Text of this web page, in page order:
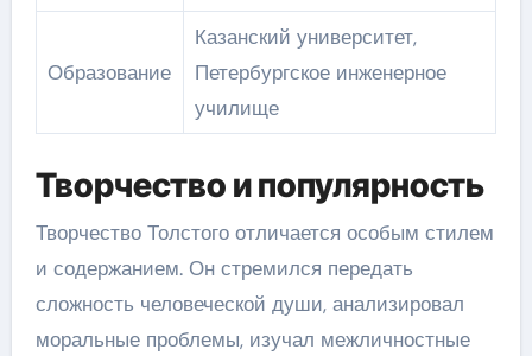
Образование
Казанский университет,
Петербургское инженерное
училище
Творчество и популярность
Творчество Толстого отличается особым стилем
и содержанием. Он стремился передать
сложность человеческой души, анализировал
моральные проблемы, изучал межличностные